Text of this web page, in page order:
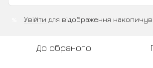
Увійти для відображення
До обраного